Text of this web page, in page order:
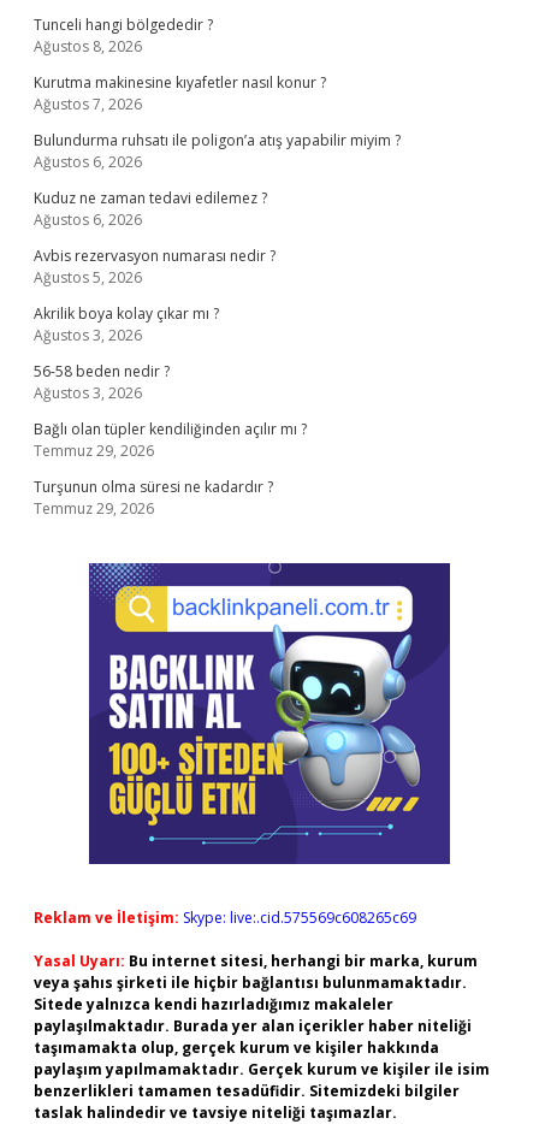
Tunceli hangi bölgededir ?
Ağustos 8, 2026
Kurutma makinesine kıyafetler nasıl konur ?
Ağustos 7, 2026
Bulundurma ruhsatı ile poligon’a atış yapabilir miyim ?
Ağustos 6, 2026
Kuduz ne zaman tedavi edilemez ?
Ağustos 6, 2026
Avbis rezervasyon numarası nedir ?
Ağustos 5, 2026
Akrilik boya kolay çıkar mı ?
Ağustos 3, 2026
56-58 beden nedir ?
Ağustos 3, 2026
Bağlı olan tüpler kendiliğinden açılır mı ?
Temmuz 29, 2026
Turşunun olma süresi ne kadardır ?
Temmuz 29, 2026
Reklam ve İletişim: Skype: live:.cid.575569c608265c69
Yasal Uyarı: Bu internet sitesi, herhangi bir marka, kurum
veya şahıs şirketi ile hiçbir bağlantısı bulunmamaktadır.
Sitede yalnızca kendi hazırladığımız makaleler
paylaşılmaktadır. Burada yer alan içerikler haber niteliği
taşımamakta olup, gerçek kurum ve kişiler hakkında
paylaşım yapılmamaktadır. Gerçek kurum ve kişiler ile isim
benzerlikleri tamamen tesadüfidir. Sitemizdeki bilgiler
taslak halindedir ve tavsiye niteliği taşımazlar.